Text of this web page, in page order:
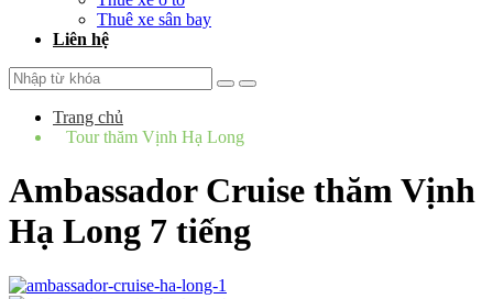
Thuê xe sân bay
Liên hệ
Trang chủ
Tour thăm Vịnh Hạ Long
Ambassador Cruise thăm Vịnh
Hạ Long 7 tiếng